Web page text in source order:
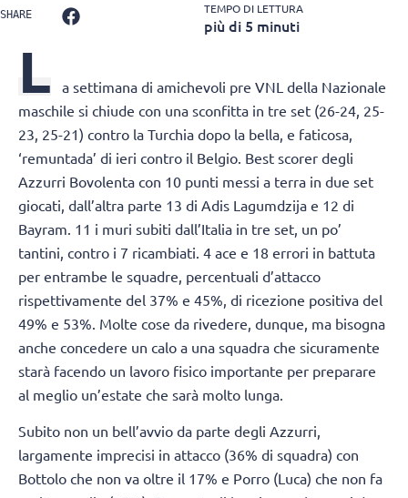
SHARE TEMPO DI LETTURA
più di 5 minuti
L
a settimana di amichevoli pre VNL della Nazionale
maschile si chiude con una sconfitta in tre set (26-24, 25-
23, 25-21) contro la Turchia dopo la bella, e faticosa,
‘remuntada’ di ieri contro il Belgio. Best scorer degli
Azzurri Bovolenta con 10 punti messi a terra in due set
giocati, dall’altra parte 13 di Adis Lagumdzija e 12 di
Bayram. 11 i muri subiti dall’Italia in tre set, un po’
tantini, contro i 7 ricambiati. 4 ace e 18 errori in battuta
per entrambe le squadre, percentuali d’attacco
rispettivamente del 37% e 45%, di ricezione positiva del
49% e 53%. Molte cose da rivedere, dunque, ma bisogna
anche concedere un calo a una squadra che sicuramente
starà facendo un lavoro fisico importante per preparare
al meglio un’estate che sarà molto lunga.
Subito non un bell’avvio da parte degli Azzurri,
largamente imprecisi in attacco (36% di squadra) con
Bottolo che non va oltre il 17% e Porro (Luca) che non fa